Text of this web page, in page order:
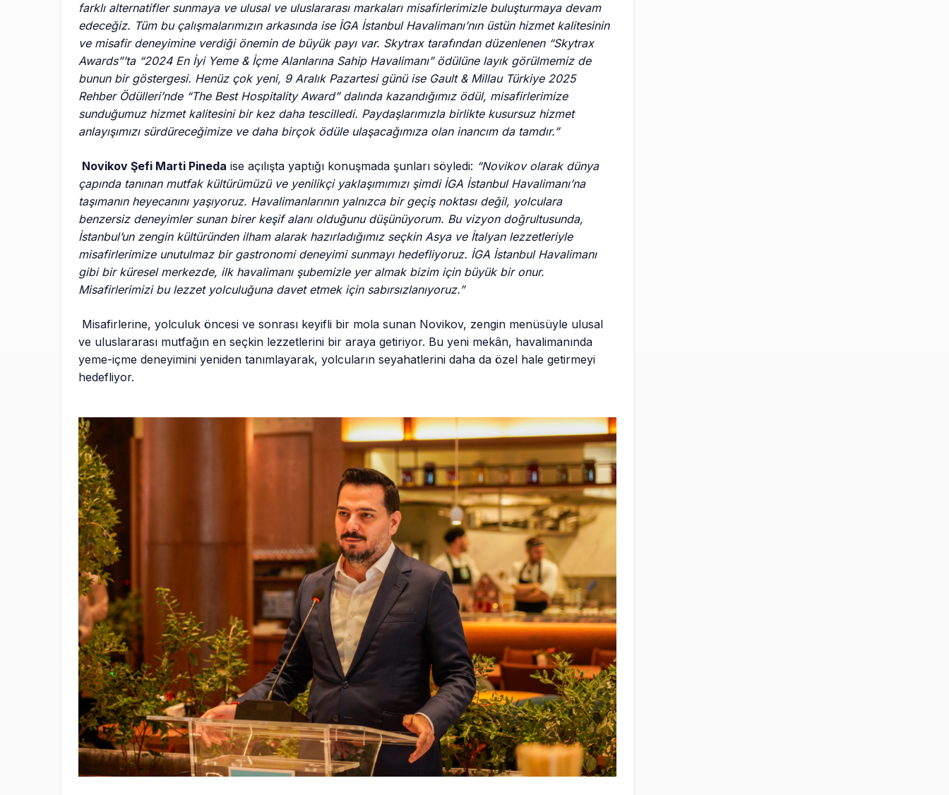
farklı alternatifler sunmaya ve ulusal ve uluslararası markaları misafirlerimizle buluşturmaya devam
edeceğiz. Tüm bu çalışmalarımızın arkasında ise İGA İstanbul Havalimanı’nın üstün hizmet kalitesinin
ve misafir deneyimine verdiği önemin de büyük payı var. Skytrax tarafından düzenlenen “Skytrax
Awards”’ta “2024 En İyi Yeme & İçme Alanlarına Sahip Havalimanı” ödülüne layık görülmemiz de
bunun bir göstergesi. Henüz çok yeni, 9 Aralık Pazartesi günü ise Gault & Millau Türkiye 2025
Rehber Ödülleri’nde “The Best Hospitality Award” dalında kazandığımız ödül, misafirlerimize
sunduğumuz hizmet kalitesini bir kez daha tescilledi. Paydaşlarımızla birlikte kusursuz hizmet
anlayışımızı sürdüreceğimize ve daha birçok ödüle ulaşacağımıza olan inancım da tamdır.”
Novikov Şefi Marti Pineda ise açılışta yaptığı konuşmada şunları söyledi: “Novikov olarak dünya
çapında tanınan mutfak kültürümüzü ve yenilikçi yaklaşımımızı şimdi İGA İstanbul Havalimanı’na
taşımanın heyecanını yaşıyoruz. Havalimanlarının yalnızca bir geçiş noktası değil, yolculara
benzersiz deneyimler sunan birer keşif alanı olduğunu düşünüyorum. Bu vizyon doğrultusunda,
İstanbul’un zengin kültüründen ilham alarak hazırladığımız seçkin Asya ve İtalyan lezzetleriyle
misafirlerimize unutulmaz bir gastronomi deneyimi sunmayı hedefliyoruz. İGA İstanbul Havalimanı
gibi bir küresel merkezde, ilk havalimanı şubemizle yer almak bizim için büyük bir onur.
Misafirlerimizi bu lezzet yolculuğuna davet etmek için sabırsızlanıyoruz.”
Misafirlerine, yolculuk öncesi ve sonrası keyifli bir mola sunan Novikov, zengin menüsüyle ulusal
ve uluslararası mutfağın en seçkin lezzetlerini bir araya getiriyor. Bu yeni mekân, havalimanında
yeme-içme deneyimini yeniden tanımlayarak, yolcuların seyahatlerini daha da özel hale getirmeyi
hedefliyor.